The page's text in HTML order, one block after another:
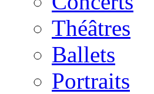
Théâtres
Ballets
Portraits